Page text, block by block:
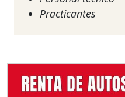
Practicantes